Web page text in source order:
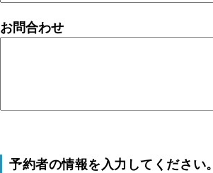
お問合わせ
予約者の情報を入力してください。